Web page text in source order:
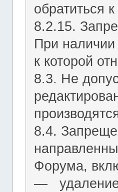
обратиться
8.2.15.
При
к которой
8.3. Не
8.4.
Форума,
― удаление